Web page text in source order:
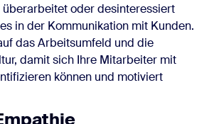
oder desinteressiert
in der Kommunikation mit Kunden.
das Arbeitsumfeld und die
damit sich Ihre Mitarbeiter mit
können und motiviert